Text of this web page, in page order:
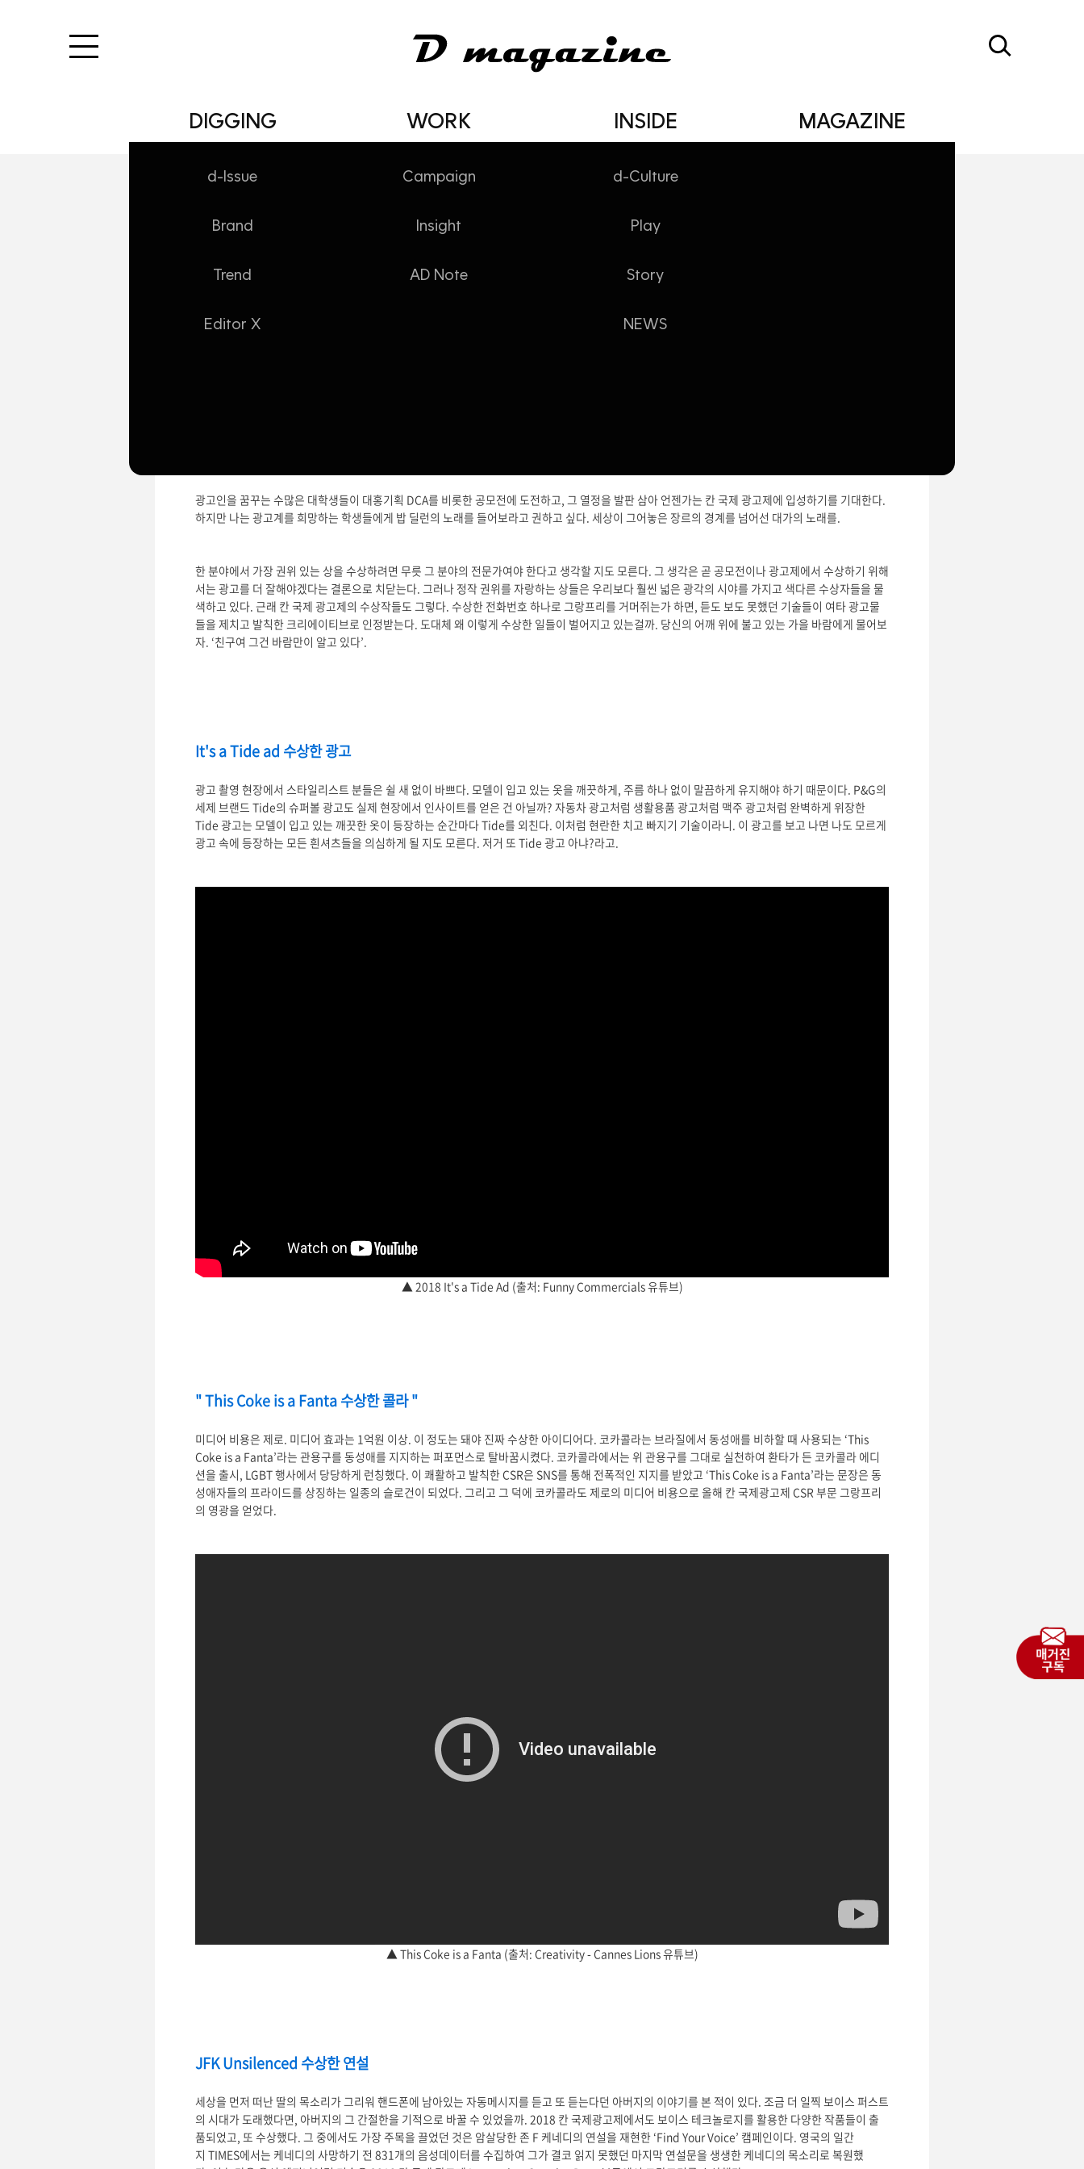
DIGGING
d-Issue
Brand
Trend
Editor X
WORK
Campaign
Insight
AD Note
INSIDE
d-Culture
Play
Story
NEWS
MAGAZINE
WORK/AD Note
[AD KEYWORD] 수상한 바람
광고인을 꿈꾸는 수많은 대학생들이 대홍기획 DCA를 비롯한 공모전에 도전하고, 그 열정을 발판 삼아 언젠가는 칸 국제 광고제에 입성하기를 기대한다.
하지만 나는 광고계를 희망하는 학생들에게 밥 딜런의 노래를 들어보라고 권하고 싶다. 세상이 그어놓은 장르의 경계를 넘어선 대가의 노래를.
한 분야에서 가장 권위 있는 상을 수상하려면 무릇 그 분야의 전문가여야 한다고 생각할 지도 모른다. 그 생각은 곧 공모전이나 광고제에서 수상하기 위해
서는 광고를 더 잘해야겠다는 결론으로 치닫는다. 그러나 정작 권위를 자랑하는 상들은 우리보다 훨씬 넓은 광각의 시야를 가지고 색다른 수상자들을 물
색하고 있다. 근래 칸 국제 광고제의 수상작들도 그렇다. 수상한 전화번호 하나로 그랑프리를 거머쥐는가 하면, 듣도 보도 못했던 기술들이 여타 광고물
들을 제치고 발칙한 크리에이티브로 인정받는다. 도대체 왜 이렇게 수상한 일들이 벌어지고 있는걸까. 당신의 어깨 위에 불고 있는 가을 바람에게 물어보
자. ‘친구여 그건 바람만이 알고 있다’.
It's a Tide ad 수상한 광고
광고 촬영 현장에서 스타일리스트 분들은 쉴 새 없이 바쁘다. 모델이 입고 있는 옷을 깨끗하게, 주름 하나 없이 말끔하게 유지해야 하기 때문이다. P&G의
세제 브랜드 Tide의 슈퍼볼 광고도 실제 현장에서 인사이트를 얻은 건 아닐까? 자동차 광고처럼 생활용품 광고처럼 맥주 광고처럼 완벽하게 위장한
Tide 광고는 모델이 입고 있는 깨끗한 옷이 등장하는 순간마다 Tide를 외친다. 이처럼 현란한 치고 빠지기 기술이라니. 이 광고를 보고 나면 나도 모르게
광고 속에 등장하는 모든 흰셔츠들을 의심하게 될 지도 모른다. 저거 또 Tide 광고 아냐?라고.
▲ 2018 It's a Tide Ad (출처: Funny Commercials 유튜브)
" This Coke is a Fanta 수상한 콜라 "
미디어 비용은 제로. 미디어 효과는 1억원 이상. 이 정도는 돼야 진짜 수상한 아이디어다. 코카콜라는 브라질에서 동성애를 비하할 때 사용되는 ‘This
Coke is a Fanta’라는 관용구를 동성애를 지지하는 퍼포먼스로 탈바꿈시켰다. 코카콜라에서는 위 관용구를 그대로 실천하여 환타가 든 코카콜라 에디
션을 출시, LGBT 행사에서 당당하게 런칭했다. 이 쾌활하고 발칙한 CSR은 SNS를 통해 전폭적인 지지를 받았고 ‘This Coke is a Fanta’라는 문장은 동
성애자들의 프라이드를 상징하는 일종의 슬로건이 되었다. 그리고 그 덕에 코카콜라도 제로의 미디어 비용으로 올해 칸 국제광고제 CSR 부문 그랑프리
의 영광을 얻었다.
▲ This Coke is a Fanta (출처: Creativity - Cannes Lions 유튜브)
JFK Unsilenced 수상한 연설
세상을 먼저 떠난 딸의 목소리가 그리워 핸드폰에 남아있는 자동메시지를 듣고 또 듣는다던 아버지의 이야기를 본 적이 있다. 조금 더 일찍 보이스 퍼스트
의 시대가 도래했다면, 아버지의 그 간절한을 기적으로 바꿀 수 있었을까. 2018 칸 국제광고제에서도 보이스 테크놀로지를 활용한 다양한 작품들이 출
품되었고, 또 수상했다. 그 중에서도 가장 주목을 끌었던 것은 암살당한 존 F 케네디의 연설을 재현한 ‘Find Your Voice’ 캠페인이다. 영국의 일간
지 TIMES에서는 케네디의 사망하기 전 831개의 음성데이터를 수집하여 그가 결코 읽지 못했던 마지막 연설문을 생생한 케네디의 목소리로 복원했